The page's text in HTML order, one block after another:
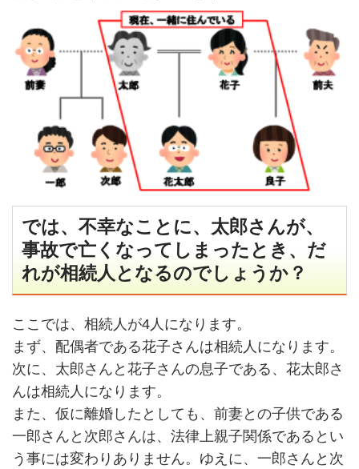
では、不幸なことに、太郎さんが、
事故で亡くなってしまったとき、だ
れが相続人となるのでしょうか？
ここでは、相続人が4人になります。
まず、配偶者である花子さんは相続人になります。
次に、太郎さんと花子さんの息子である、花太郎さ
んは相続人になります。
また、仮に離婚したとしても、前妻との子供である
一郎さんと次郎さんは、法律上親子関係であるとい
う事には変わりありません。ゆえに、一郎さんと次